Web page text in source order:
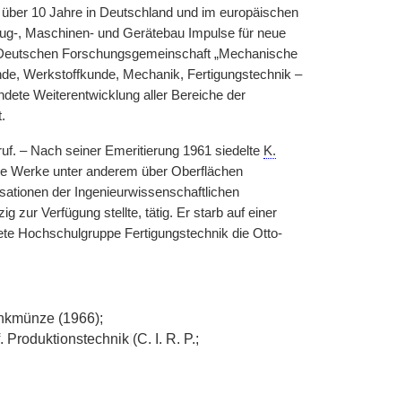
10 Jahre in Deutschland und im europäischen
, Maschinen- und Gerätebau Impulse für neue
Forschungsgemeinschaft „Mechanische
Werkstoffkunde, Mechanik, Fertigungstechnik –
Weiterentwicklung aller Bereiche der
– Nach seiner Emeritierung 1961 siedelte K.
Werke unter anderem über Oberflächen
der Ingenieurwissenschaftlichen
zur Verfügung stellte, tätig. Er starb auf einer
Hochschulgruppe Fertigungstechnik die Otto-
(1966);
Produktionstechnik| (C. I. R. P.;